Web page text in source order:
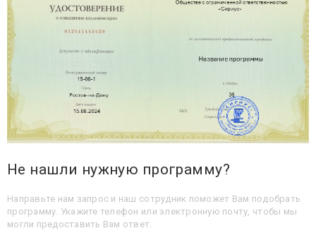
Не нашли нужную программу?
Направьте нам запрос и наш сотрудник поможет Вам подобрать
программу. Укажите телефон или электронную почту, чтобы мы
могли предоставить Вам ответ.